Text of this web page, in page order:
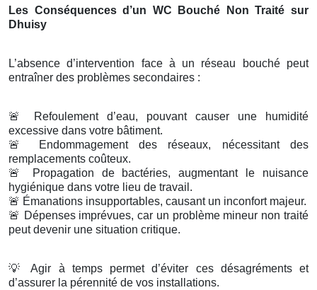
Les Conséquences d’un WC Bouché Non Traité sur
Dhuisy
L’absence d’intervention face à un réseau bouché peut
entraîner des problèmes secondaires :
🚨
Refoulement d’eau, pouvant causer une humidité
excessive dans votre bâtiment.
🚨
Endommagement des réseaux, nécessitant des
remplacements coûteux.
🚨
Propagation de bactéries, augmentant le nuisance
hygiénique dans votre lieu de travail.
🚨 Émanations insupportables, causant un inconfort majeur.
🚨 Dépenses imprévues, car un problème mineur non traité
peut devenir une situation critique.
💡
Agir à temps permet d’éviter ces désagréments et
d’assurer la pérennité de vos installations.